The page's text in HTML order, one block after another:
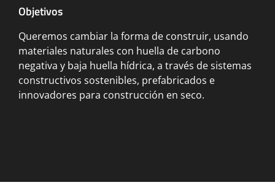
Objetivos
Queremos cambiar la forma de construir, usando
materiales naturales con huella de carbono
negativa y baja huella hídrica, a través de sistemas
constructivos sostenibles, prefabricados e
innovadores para construcción en seco.